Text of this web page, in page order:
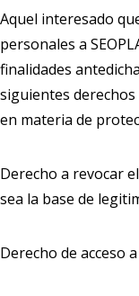
Aquel interesado
personales a
finalidades
siguientes
en materia de
Derecho a revocar
sea la base de
Derecho de acceso